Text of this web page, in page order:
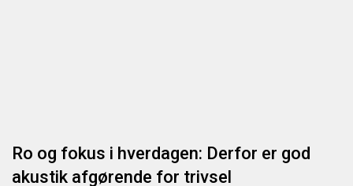
Ro og fokus i hverdagen: Derfor er god
akustik afgørende for trivsel